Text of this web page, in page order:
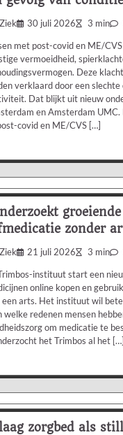
30 juli 2026 3 min
met post-covid en ME/
vermoeidheid,
Deze
verklaard door een slechte
Dat blijkt uit nieuw
en Amsterdam UMC.
covid en ME/CVS […]
zonder
21 juli 2026 3 min
instituut start een
online kopen en
een arts. Het instituut wil
welke redenen mensen
om medicatie te
het Trimbos al het […]
zorgbed als